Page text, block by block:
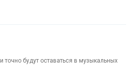
точно будут оставаться в музыкальных